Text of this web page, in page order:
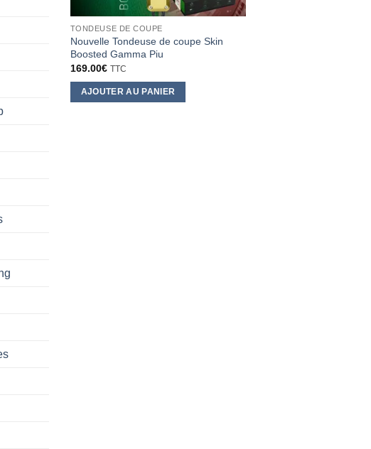
TONDEUSE DE COUPE
Nouvelle Tondeuse de coupe Skin
Boosted Gamma Piu
169.00€ TTC
AJOUTER AU PANIER